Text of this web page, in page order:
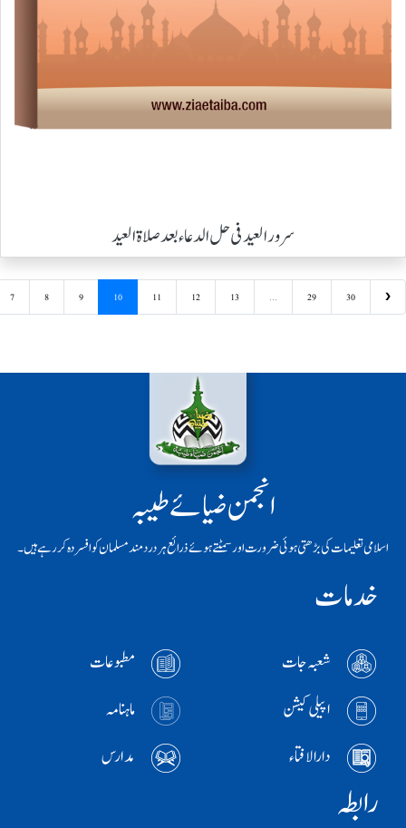
سرور العید فی حل الدعاء بعد صلاۃ العید
7 8 9 10 11 12 13 ... 29 30 ❯
انجمن ضیائے طیبہ
اسلامی تعلیمات کی بڑھتی ہوئی ضرورت اور سمٹتے ہوئے ذرائع ہر دردمند مسلمان کو افسردہ کر رہے ہیں۔
خدمات
شعبہ جات
مطبوعات
اپیلی کیشن
ماہنامہ
دارالافتاء
مدارس
رابطہ